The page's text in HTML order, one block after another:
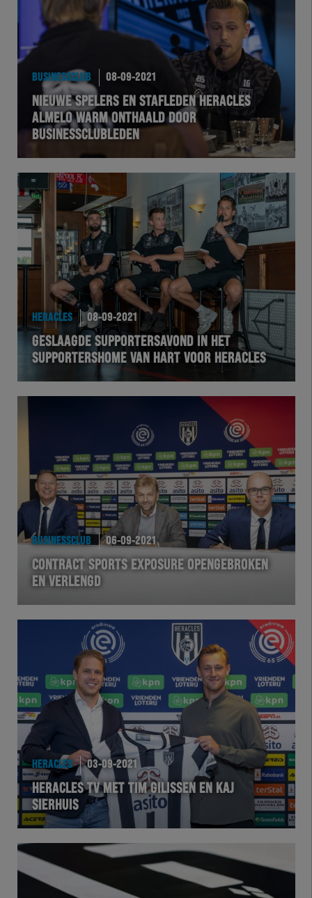
HERVOL
HEREXC
EXCHER
HERTEL
Natuurgras
Wedstrijd
Heracles
BusinessClub
Futsal
eSports
BUSINESSCLUB 08-09-2021
NIEUWE SPELERS EN STAFLEDEN HERACLES
ALMELO WARM ONTHAALD DOOR
BUSINESSCLUBLEDEN
HERACLES 08-09-2021
GESLAAGDE SUPPORTERSAVOND IN HET
SUPPORTERSHOME VAN HART VOOR HERACLES
BUSINESSCLUB 06-09-2021
CONTRACT SPORTS EXPOSURE OPENGEBROKEN
EN VERLENGD
HERACLES 03-09-2021
HERACLES TV MET TIM GILISSEN EN KAJ
SIERHUIS